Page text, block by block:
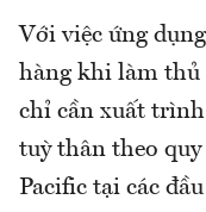
Với việc ứng
hàng khi làm thủ
chỉ cần xuất
tuỳ thân theo
Pacific tại các đầu